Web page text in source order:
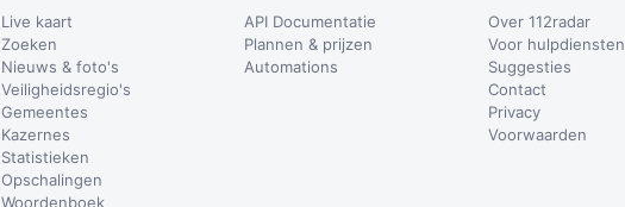
Live kaart
Zoeken
Nieuws & foto's
Veiligheidsregio's
Gemeentes
Kazernes
Statistieken
Opschalingen
Woordenboek
API Documentatie
Plannen & prijzen
Automations
Over 112radar
Voor hulpdiensten
Suggesties
Contact
Privacy
Voorwaarden